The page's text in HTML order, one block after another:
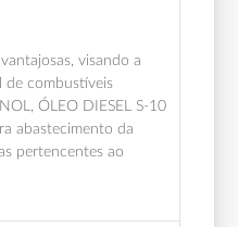
visando a
de combustíveis
ÓLEO DIESEL S-10
abastecimento da
pertencentes ao